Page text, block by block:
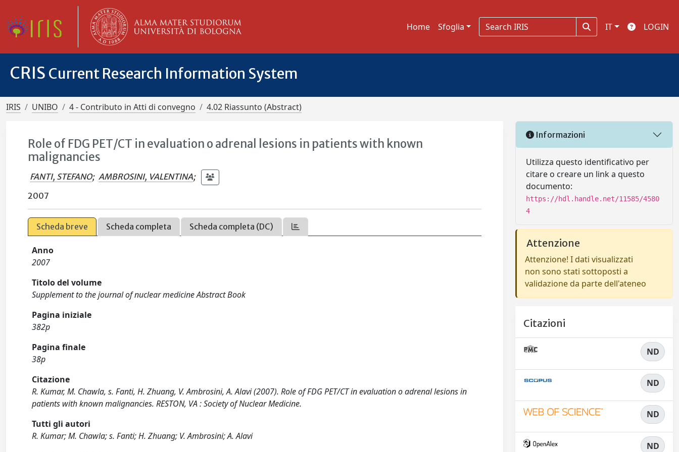
Home Sfoglia IT LOGIN
CRIS Current Research Information System
IRIS UNIBO 4 - Contributo in Atti di convegno 4.02 Riassunto (Abstract)
Role of FDG PET/CT in evaluation o adrenal lesions in patients with known
malignancies
FANTI, STEFANO; AMBROSINI, VALENTINA;
2007
Scheda breve Scheda completa Scheda completa (DC)
Anno
2007
Titolo del volume
Supplement to the journal of nuclear medicine Abstract Book
Pagina iniziale
382p
Pagina finale
38p
Citazione
R. Kumar, M. Chawla, s. Fanti, H. Zhuang, V. Ambrosini, A. Alavi (2007). Role of FDG PET/CT in evaluation o adrenal lesions in
patients with known malignancies. RESTON, VA : Society of Nuclear Medicine.
Tutti gli autori
R. Kumar; M. Chawla; s. Fanti; H. Zhuang; V. Ambrosini; A. Alavi
Informazioni
Utilizza questo identificativo per
citare o creare un link a questo
documento:
https://hdl.handle.net/11585/4580
4
Attenzione
Attenzione! I dati visualizzati
non sono stati sottoposti a
validazione da parte dell'ateneo
Citazioni
ND
ND
ND
ND